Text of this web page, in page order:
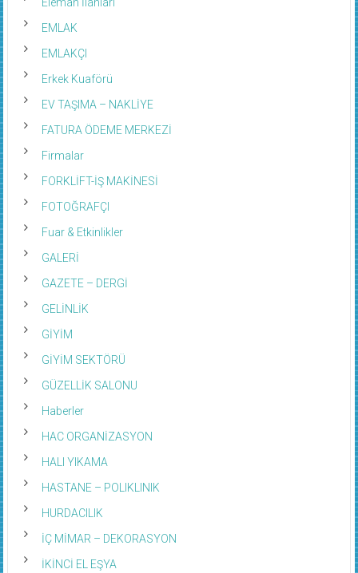
EMLAK
EMLAKÇI
Erkek Kuaförü
EV TAŞIMA – NAKLİYE
FATURA ÖDEME MERKEZİ
Firmalar
FORKLİFT-İŞ MAKİNESİ
FOTOĞRAFÇI
Fuar & Etkinlikler
GALERİ
GAZETE – DERGİ
GELİNLİK
GİYİM
GİYİM SEKTÖRÜ
GÜZELLİK SALONU
Haberler
HAC ORGANİZASYON
HALI YIKAMA
HASTANE – POLIKLINIK
HURDACILIK
İÇ MİMAR – DEKORASYON
İKİNCİ EL EŞYA